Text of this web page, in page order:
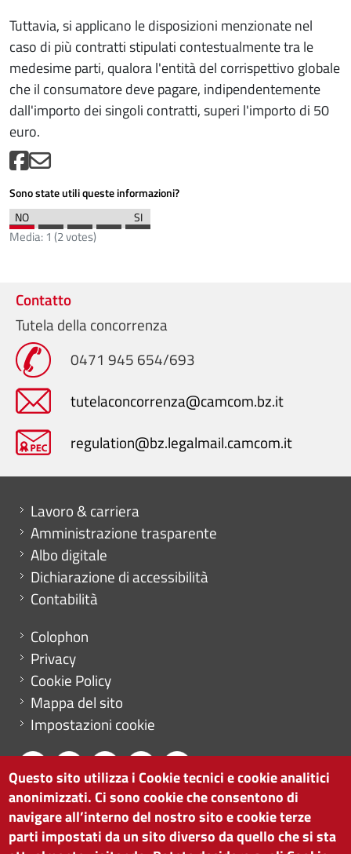
Tuttavia, si applicano le disposizioni menzionate nel
caso di più contratti stipulati contestualmente tra le
medesime parti, qualora l'entità del corrispettivo globale
che il consumatore deve pagare, indipendentemente
dall'importo dei singoli contratti, superi l'importo di 50
euro.
Sono state utili queste informazioni?
Media:1 (2votes)
Contatto
Tutela della concorrenza
0471 945 654/693
tutelaconcorrenza@camcom.bz.it
regulation@bz.legalmail.camcom.it
Mini menu di servizio
Lavoro & carriera
Amministrazione trasparente
Albo digitale
Dichiarazione di accessibilità
Contabilità
Menu footer
Colophon
Privacy
Cookie Policy
Mappa del sito
Impostazioni cookie
CAMERA DI COMMERCIO DI BOLZANO
via Alto Adige 60 | I-39100 Bolzano
Questo sito utilizza i Cookie tecnici e cookie analitici
anonimizzati. Ci sono cookie che consentono di
navigare all’interno del nostro sito e cookie terze
parti impostati da un sito diverso da quello che si sta